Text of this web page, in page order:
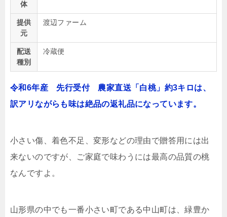
体
提供
元
渡辺ファーム
配送
種別
冷蔵便
令和6年産 先行受付 農家直送「白桃」約3キロは、
訳アリながらも味は絶品の返礼品になっています。
小さい傷、着色不足、変形などの理由で贈答用には出
来ないのですが、ご家庭で味わうには最高の品質の桃
なんですよ。
山形県の中でも一番小さい町である中山町は、緑豊か